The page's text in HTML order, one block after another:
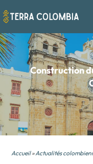
Construction
Accueil»Actualités